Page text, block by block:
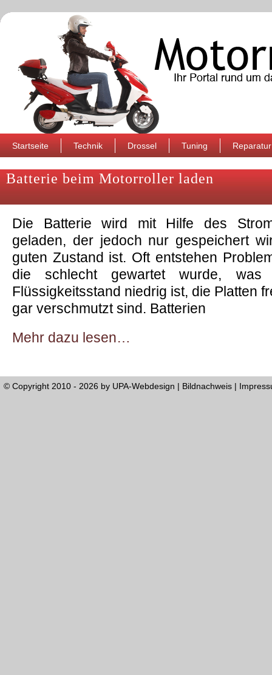
Startseite Technik Drossel Tuning Reparatur
Batterie beim Motorroller laden
Die Batterie wird mit Hilfe des
geladen, der jedoch nur gespeichert
guten Zustand ist. Oft entstehen
die schlecht gewartet wurde,
Flüssigkeitsstand niedrig ist, die Platten
gar verschmutzt sind. Batterien
Mehr dazu lesen…
© Copyright 2010 - 2026 by UPA-Webdesign | Bildnachweis |